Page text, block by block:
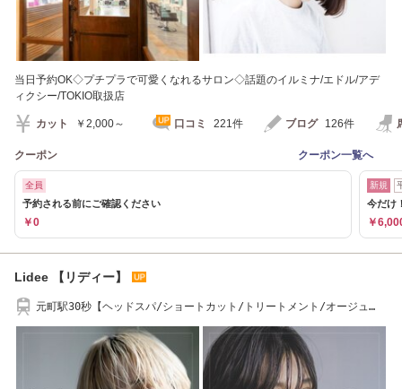
当日予約OK◇プチプラで可愛くなれるサロン◇話題のイルミナ/エドル/アデ
ィクシー/TOKIO取扱店
カット ￥2,000～ 口コミ 221件 ブログ 126件
クーポン クーポン一覧へ
全員
予約される前にご確認ください
￥0
新規
今だけ
￥
Lidee 【リディー】
元町駅30秒【ヘッドスパ/ショートカット/トリートメント/オージュ